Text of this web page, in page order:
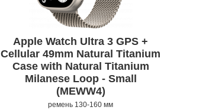
Apple Watch Ultra 3 GPS +
Cellular 49mm Natural Titanium
Case with Natural Titanium
Milanese Loop - Small
(MEWW4)
ремень 130-160 мм